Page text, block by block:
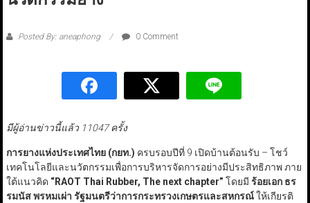
Posted By: aneaphong 0 Comment
มีผู้อ่านข่าวนี้แล้ว 11047 ครั้ง
การยางแห่งประเทศไทย (กยท.) ครบรอบปีที่ 9 เปิดบ้านต้อนรับ – โชว์
เทคโนโลยีและนวัตกรรมเพื่อการบริหารจัดการอย่างมีประสิทธิภาพ ภาย
ใต้แนวคิด “RAOT Thai Rubber, The next chapter” โดยมี ร้อยเอก ธร
รมนัส พรหมเผ่า รัฐมนตรีว่าการกระทรวงเกษตรและสหกรณ์ให้เกียรติ